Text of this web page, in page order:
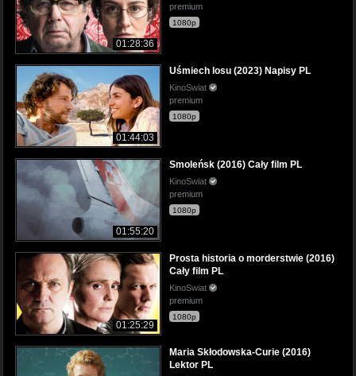
01:28:36
premium
1080p
01:44:03
Uśmiech losu (2023) Napisy PL
KinoSwiat
premium
1080p
01:55:20
Smoleńsk (2016) Cały film PL
KinoSwiat
premium
1080p
01:25:29
Prosta historia o morderstwie (2016)
Cały film PL
KinoSwiat
premium
1080p
Maria Skłodowska-Curie (2016)
Lektor PL